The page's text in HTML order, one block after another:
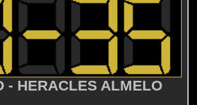
- HERACLES ALMELO